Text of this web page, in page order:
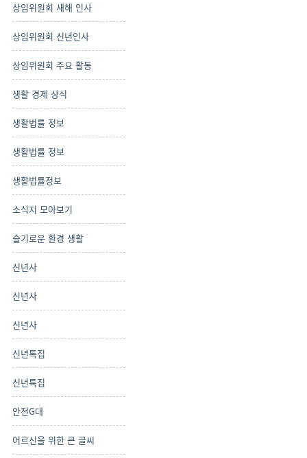
상임위원회 새해 인사
상임위원회 신년인사
상임위원회 주요 활동
생활 경제 상식
생활법률 정보
생활법률 정보
생활법률정보
소식지 모아보기
슬기로운 환경 생활
신년사
신년사
신년사
신년특집
신년특집
안전G대
어르신을 위한 큰 글씨